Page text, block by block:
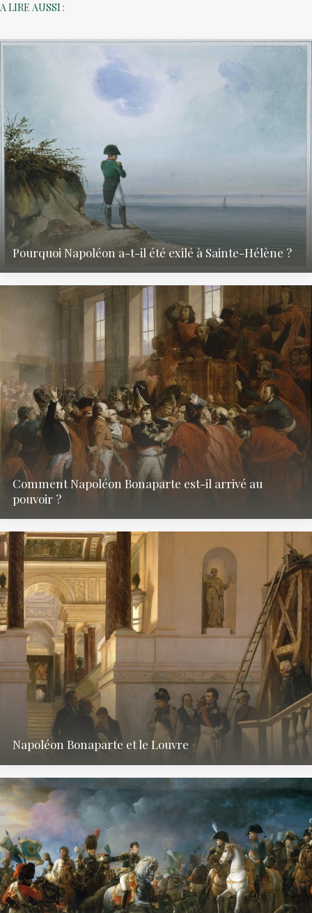
A LIRE AUSSI :
Pourquoi Napoléon a-t-il été exilé à Sainte-Hélène ?
Comment Napoléon Bonaparte est-il arrivé au
pouvoir ?
Napoléon Bonaparte et le Louvre
Eau de Cologne
Napoléon 1er
Formule originale certifiée · 125ml · Coffret inclus
★★★★★
Découvrir le produit →